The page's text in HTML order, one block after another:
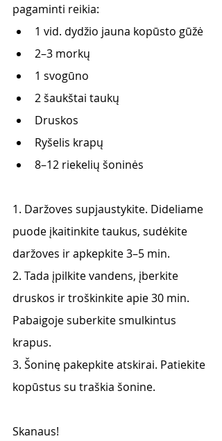
pagaminti reikia:
1 vid. dydžio jauna kopūsto gūžė
2–3 morkų
1 svogūno
2 šaukštai taukų
Druskos
Ryšelis krapų
8–12 riekelių šoninės
1. Daržoves supjaustykite. Dideliame
puode įkaitinkite taukus, sudėkite
daržoves ir apkepkite 3–5 min.
2. Tada įpilkite vandens, įberkite
druskos ir troškinkite apie 30 min.
Pabaigoje suberkite smulkintus
krapus.
3. Šoninę pakepkite atskirai. Patiekite
kopūstus su traškia šonine.
Skanaus!